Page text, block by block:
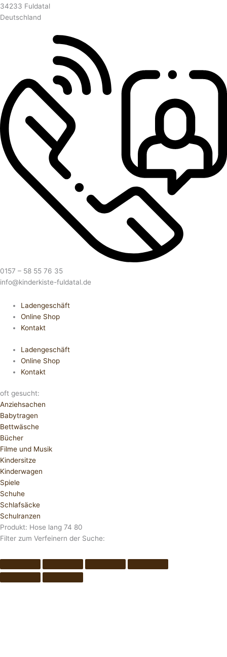
34233 Fuldatal
Deutschland
0157 – 58 55 76 35
info@kinderkiste-fuldatal.de
Ladengeschäft
Online Shop
Kontakt
Ladengeschäft
Online Shop
Kontakt
oft gesucht:
Anziehsachen
Babytragen
Bettwäsche
Bücher
Filme und Musik
Kindersitze
Kinderwagen
Spiele
Schuhe
Schlafsäcke
Schulranzen
Produkt: Hose lang 74 80
Filter zum Verfeinern der Suche: